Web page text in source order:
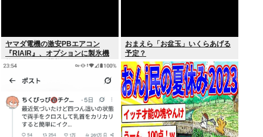
ヤマダ電機の激安PBエアコン
『RIAIR』、オプションに製氷機
能も付いてた模様www
おまえら「お盆玉」いくらあげる
予定？